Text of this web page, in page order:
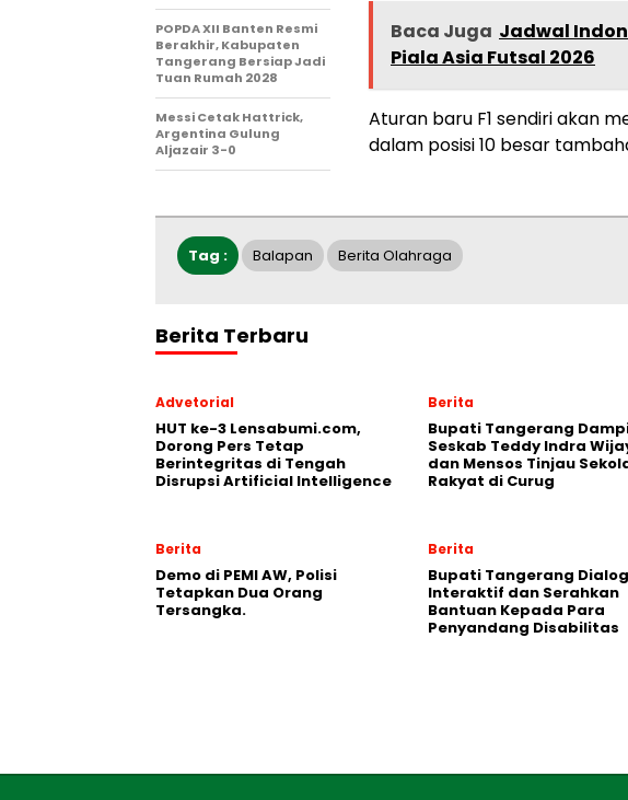
Baca Juga Jadwal
Piala Asia Futsal 2026
Aturan baru F1 sendiri akan
dalam posisi 10 besar
POPDA XII Banten Resmi
Berakhir, Kabupaten
Tangerang Bersiap Jadi
Tuan Rumah 2028
Messi Cetak Hattrick,
Argentina Gulung
Aljazair 3-0
Tag : Balapan Berita Olahraga
Berita Terbaru
Advetorial
HUT ke-3 Lensabumi.com,
Dorong Pers Tetap
Berintegritas di Tengah
Disrupsi Artificial Intelligence
Berita
Bupati Tangerang
Seskab Teddy Indra
dan Mensos Tinjau
Rakyat di Curug
Berita
Demo di PEMI AW, Polisi
Tetapkan Dua Orang
Tersangka.
Berita
Bupati Tangerang Dialog
Interaktif dan Serahkan
Bantuan Kepada Para
Penyandang Disabilitas